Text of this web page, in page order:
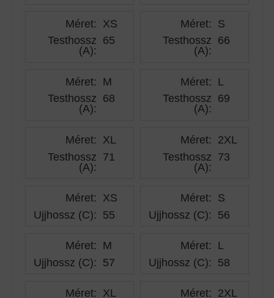
Méret: XS
Testhossz
(A):
65
Méret: S
Testhossz
(A):
66
Méret: M
Testhossz
(A):
68
Méret: L
Testhossz
(A):
69
Méret: XL
Testhossz
(A):
71
Méret: 2XL
Testhossz
(A):
73
Méret: XS
Ujjhossz (C): 55
Méret: S
Ujjhossz (C): 56
Méret: M
Ujjhossz (C): 57
Méret: L
Ujjhossz (C): 58
Méret: XL Méret: 2XL